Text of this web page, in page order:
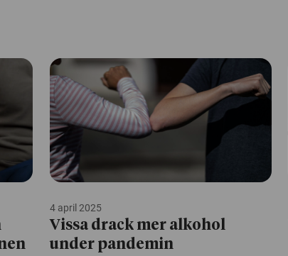
4 april 2025
Vissa drack mer alkohol
under pandemin